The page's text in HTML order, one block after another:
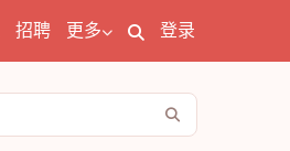
招聘 更多 登录